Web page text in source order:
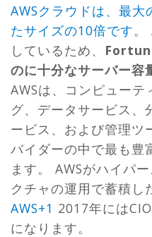
AWSクラウドは、最
たサイズの10倍です。
しているため、
のに十分なサーバー容
AWSは、コンピュー
グ、データサービス、
ービス、および管理ツ
バイダーの中で最も豊
ます。 AWSがハイパ
クチャの運用で蓄積し
AWS+1 2017年には
になります。